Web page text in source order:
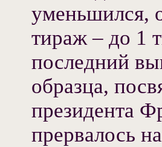
уменьшился,
тираж – до 1
последний
образца,
президента
прервалось